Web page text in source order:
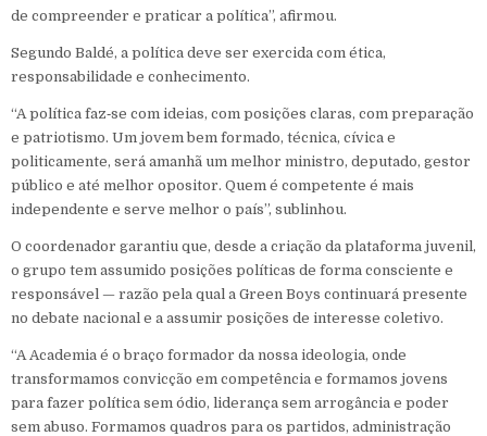
de compreender e praticar a política”, afirmou.
Segundo Baldé, a política deve ser exercida com ética,
responsabilidade e conhecimento.
“A política faz‑se com ideias, com posições claras, com preparação
e patriotismo. Um jovem bem formado, técnica, cívica e
politicamente, será amanhã um melhor ministro, deputado, gestor
público e até melhor opositor. Quem é competente é mais
independente e serve melhor o país”, sublinhou.
O coordenador garantiu que, desde a criação da plataforma juvenil,
o grupo tem assumido posições políticas de forma consciente e
responsável — razão pela qual a Green Boys continuará presente
no debate nacional e a assumir posições de interesse coletivo.
“A Academia é o braço formador da nossa ideologia, onde
transformamos convicção em competência e formamos jovens
para fazer política sem ódio, liderança sem arrogância e poder
sem abuso. Formamos quadros para os partidos, administração